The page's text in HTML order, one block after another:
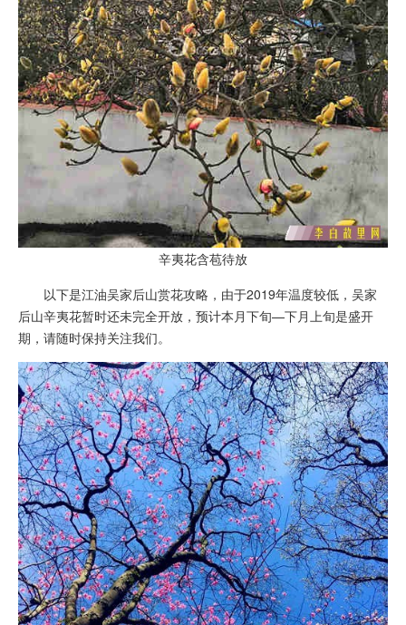
辛夷花含苞待放
以下是江油吴家后山赏花攻略，由于2019年温度较低，吴家
后山辛夷花暂时还未完全开放，预计本月下旬—下月上旬是盛开
期，请随时保持关注我们。